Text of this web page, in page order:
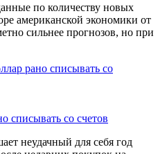
по количеству новых
американской экономики от
сильнее прогнозов, но при
списывать со счетов
неудачный для себя год